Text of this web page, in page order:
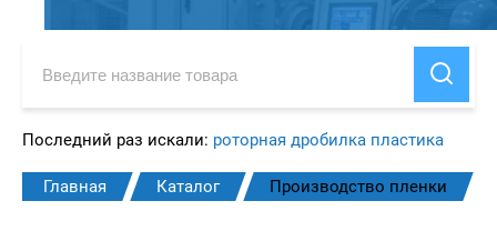
Последний раз искали: роторная дробилка пластика
Главная Каталог Производство пленки